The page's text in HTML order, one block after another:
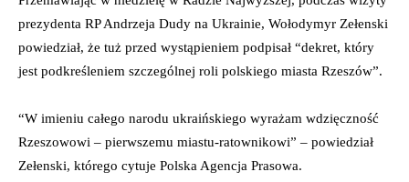
prezydenta RP Andrzeja Dudy na Ukrainie, Wołodymyr Zełenski
powiedział, że tuż przed wystąpieniem podpisał “dekret, który
jest podkreśleniem szczególnej roli polskiego miasta Rzeszów”.
“W imieniu całego narodu ukraińskiego wyrażam wdzięczność
Rzeszowowi – pierwszemu miastu-ratownikowi” – powiedział
Zełenski, którego cytuje Polska Agencja Prasowa.